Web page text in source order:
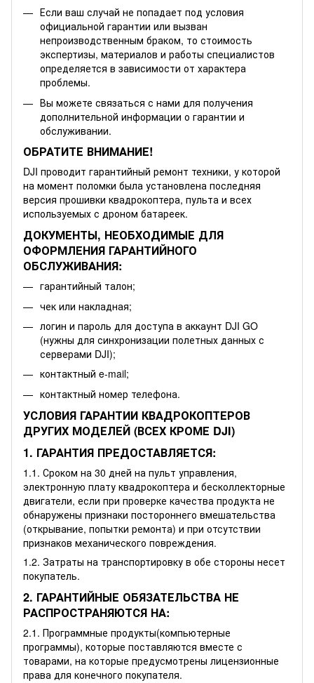
Если ваш случай не попадает под условия
официальной гарантии или вызван
непроизводственным браком, то стоимость
экспертизы, материалов и работы специалистов
определяется в зависимости от характера
проблемы.
Вы можете связаться с нами для получения
дополнительной информации о гарантии и
обслуживании.
ОБРАТИТЕ ВНИМАНИЕ!
DJI проводит гарантийный ремонт техники, у которой
на момент поломки была установлена последняя
версия прошивки квадрокоптера, пульта и всех
используемых с дроном батареек.
ДОКУМЕНТЫ, НЕОБХОДИМЫЕ ДЛЯ
ОФОРМЛЕНИЯ ГАРАНТИЙНОГО
ОБСЛУЖИВАНИЯ:
гарантийный талон;
чек или накладная;
логин и пароль для доступа в аккаунт DJI GO
(нужны для синхронизации полетных данных с
серверами DJI);
контактный e-mail;
контактный номер телефона.
УСЛОВИЯ ГАРАНТИИ КВАДРОКОПТЕРОВ
ДРУГИХ МОДЕЛЕЙ (ВСЕХ КРОМЕ DJI)
1. ГАРАНТИЯ ПРЕДОСТАВЛЯЕТСЯ:
1.1. Сроком на 30 дней на пульт управления,
электронную плату квадрокоптера и бесколлекторные
двигатели, если при проверке качества продукта не
обнаружены признаки постороннего вмешательства
(открывание, попытки ремонта) и при отсутствии
признаков механического повреждения.
1.2. Затраты на транспортировку в обе стороны несет
покупатель.
2. ГАРАНТИЙНЫЕ ОБЯЗАТЕЛЬСТВА НЕ
РАСПРОСТРАНЯЮТСЯ НА:
2.1. Программные продукты(компьютерные
программы), которые поставляются вместе с
товарами, на которые предусмотрены лицензионные
права для конечного покупателя.